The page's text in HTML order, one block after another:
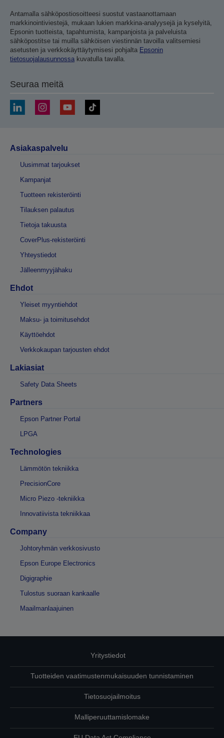
Antamalla sähköpostiosoitteesi suostut vastaanottamaan
markkinointiviestejä, mukaan lukien markkina-analyysejä ja kyselyitä,
Epsonin tuotteista, tapahtumista, kampanjoista ja palveluista
sähköpostitse tai muilla sähköisen viestinnän tavoilla valitsemiesi
asetusten ja verkkokäyttäytymisesi pohjalta Epsonin
tietosuojalausunnossa kuvatulla tavalla.
Seuraa meitä
Asiakaspalvelu
Uusimmat tarjoukset
Kampanjat
Tuotteen rekisteröinti
Tilauksen palautus
Tietoja takuusta
CoverPlus-rekisteröinti
Yhteystiedot
Jälleenmyyjähaku
Ehdot
Yleiset myyntiehdot
Maksu- ja toimitusehdot
Käyttöehdot
Verkkokaupan tarjousten ehdot
Lakiasiat
Safety Data Sheets
Partners
Epson Partner Portal
LPGA
Technologies
Lämmötön tekniikka
PrecisionCore
Micro Piezo -tekniikka
Innovatiivista tekniikkaa
Company
Johtoryhmän verkkosivusto
Epson Europe Electronics
Digigraphie
Tulostus suoraan kankaalle
Maailmanlaajuinen
Yritystiedot
Tuotteiden vaatimustenmukaisuuden tunnistaminen
Tietosuojailmoitus
Malliperuuttamislomake